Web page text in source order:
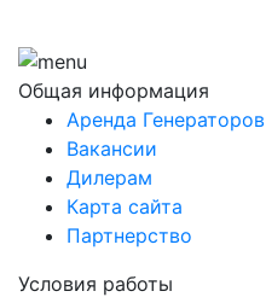
Общая информация
Аренда Генераторов
Вакансии
Дилерам
Карта сайта
Партнерство
Условия работы